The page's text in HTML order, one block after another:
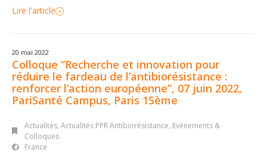
Lire l'article
20 mai 2022
Colloque “Recherche et innovation pour
réduire le fardeau de l’antibiorésistance :
renforcer l’action européenne”, 07 juin 2022,
PariSanté Campus, Paris 15ème
Actualités, Actualités PPR Antibiorésistance, Evènements &
Colloques
France